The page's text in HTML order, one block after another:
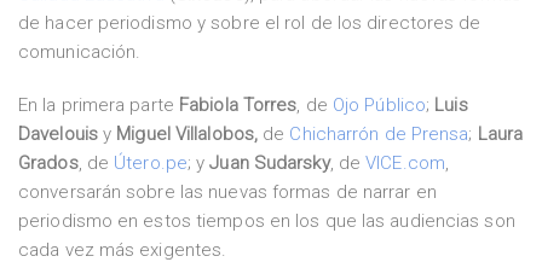
de hacer periodismo y sobre el rol de los directores de
comunicación.
En la primera parte Fabiola Torres, de Ojo Público; Luis
Davelouisy Miguel Villalobos, de Chicharrón de Prensa; Laura
Grados, de Útero.pe; yJuan Sudarsky, deVICE.com,
conversarán sobre las nuevas formas de narrar en
periodismo en estos tiempos en los que las audiencias son
cada vez más exigentes.